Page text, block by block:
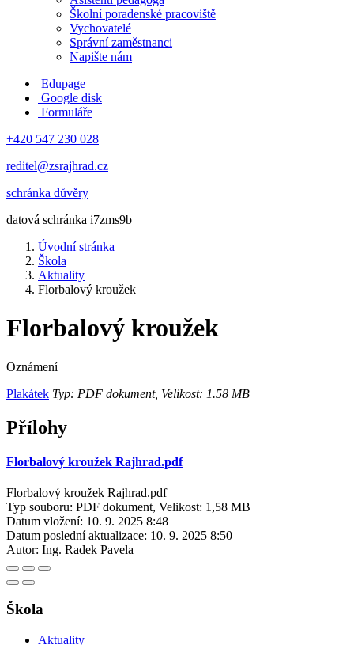
Školní poradenské pracoviště
Vychovatelé
Správní zaměstnanci
Napište nám
Edupage
Google disk
Formuláře
+420 547 230 028
reditel@zsrajhrad.cz
schránka důvěry
datová schránka i7zms9b
Úvodní stránka
Škola
Aktuality
Florbalový kroužek
Florbalový kroužek
Oznámení
Plakátek Typ: PDF dokument, Velikost: 1.58 MB
Přílohy
Florbalový kroužek Rajhrad.pdf
Florbalový kroužek Rajhrad.pdf
Typ souboru: PDF dokument, Velikost: 1,58 MB
Datum vložení: 10. 9. 2025 8:48
Datum poslední aktualizace: 10. 9. 2025 8:50
Autor: Ing. Radek Pavela
Škola
Aktuality